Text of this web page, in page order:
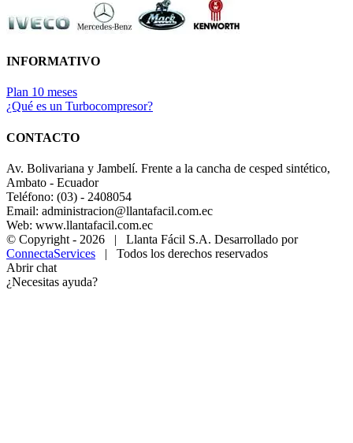
INFORMATIVO
Plan 10 meses
¿Qué es un Turbocompresor?
CONTACTO
Av. Bolivariana y Jambelí. Frente a la cancha de cesped sintético,
Ambato - Ecuador
Teléfono: (03) - 2408054
Email: administracion@llantafacil.com.ec
Web: www.llantafacil.com.ec
© Copyright - 2026 | Llanta Fácil S.A. Desarrollado por
ConnectaServices | Todos los derechos reservados
Abrir chat
¿Necesitas ayuda?